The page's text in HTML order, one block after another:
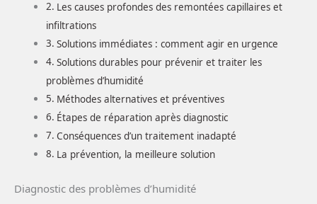
Les causes profondes des remontées capillaires et
infiltrations
Solutions immédiates : comment agir en urgence
Solutions durables pour prévenir et traiter les
problèmes d’humidité
Méthodes alternatives et préventives
Étapes de réparation après diagnostic
Conséquences d’un traitement inadapté
La prévention, la meilleure solution
Diagnostic des problèmes d’humidité